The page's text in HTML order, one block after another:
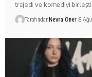
trajedi ve komediyi
TarafındanNevra Öner 8